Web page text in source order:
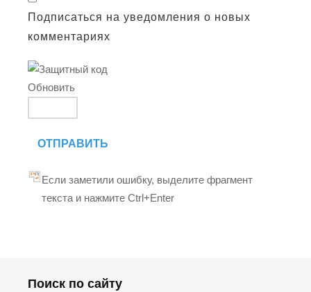
Подписаться на уведомления о новых
комментариях
Обновить
ОТПРАВИТЬ
Если заметили ошибку, выделите фрагмент
текста и нажмите Ctrl+Enter
Поиск по сайту